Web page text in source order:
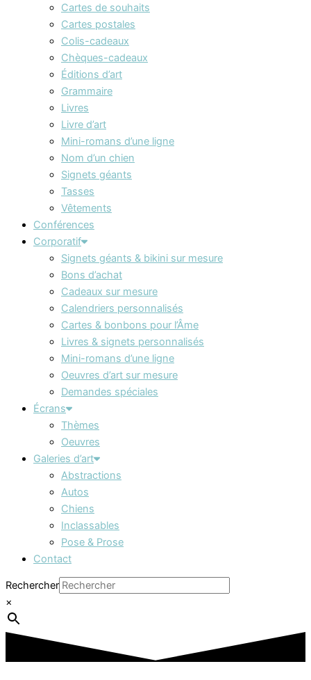
Cartes de souhaits
Cartes postales
Colis-cadeaux
Chèques-cadeaux
Éditions d’art
Grammaire
Livres
Livre d’art
Mini-romans d’une ligne
Nom d’un chien
Signets géants
Tasses
Vêtements
Conférences
Corporatif
Signets géants & bikini sur mesure
Bons d’achat
Cadeaux sur mesure
Calendriers personnalisés
Cartes & bonbons pour l’Âme
Livres & signets personnalisés
Mini-romans d’une ligne
Oeuvres d’art sur mesure
Demandes spéciales
Écrans
Thèmes
Oeuvres
Galeries d’art
Abstractions
Autos
Chiens
Inclassables
Pose & Prose
Contact
Rechercher
×